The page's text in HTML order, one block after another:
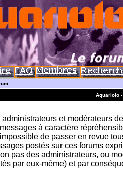
Aquariolo
administrateurs et modérateurs
à caractère
de passer en revue
postés sur ces forums
pas des administrateurs, ou
par eux-même) et par